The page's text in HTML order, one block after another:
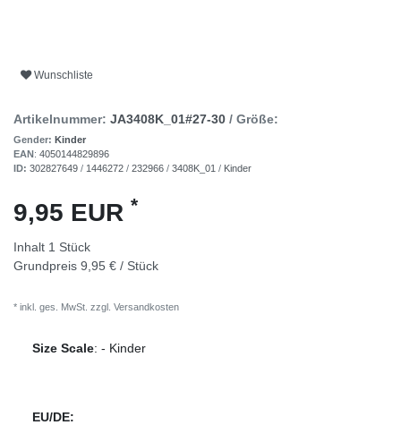
Wunschliste
Artikelnummer: JA3408K_01#27-30 / Größe:
Gender: Kinder
EAN: 4050144829896
ID: 302827649 / 1446272 / 232966 / 3408K_01 / Kinder
9,95 EUR *
Inhalt 1 Stück
Grundpreis 9,95 € / Stück
* inkl. ges. MwSt. zzgl. Versandkosten
Size Scale: - Kinder
EU/DE: